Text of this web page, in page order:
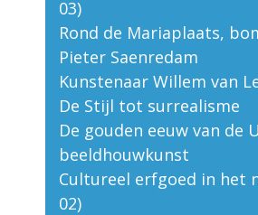
03)
Rond de Mariaplaats,
Pieter Saenredam
Kunstenaar Willem van
De Stijl tot surrealisme
De gouden eeuw van de
beeldhouwkunst
Cultureel erfgoed in het
02)